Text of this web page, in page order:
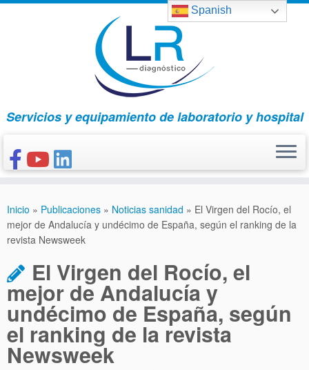
Saltar
Servicios y equipamiento de laboratorio y hospital
CONÓCENOS
NUESTROS PRODUCTOS
PUBLICACIONES
CONTACTO
Inicio » Publicaciones » Noticias sanidad » El Virgen del Rocío, el
mejor de Andalucía y undécimo de España, según el ranking de la
revista Newsweek
El Virgen del Rocío, el
mejor de Andalucía y
undécimo de España, según
el ranking de la revista
Newsweek
Spanish